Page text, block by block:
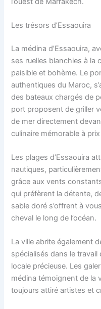
Les trésors d’Essaouira
La médina d’Essaouira,
ses ruelles blanchies à la
paisible et bohème. Le
authentiques du Maroc,
des bateaux chargés de
port proposent de griller
de mer directement
culinaire mémorable à
Les plages d’Essaouira
nautiques,
grâce aux vents
qui préfèrent la détente,
sable doré s’offrent à
cheval le long de l’océan.
La ville abrite également
spécialisés dans le
locale précieuse. Les
médina témoignent de la
toujours attiré artistes et